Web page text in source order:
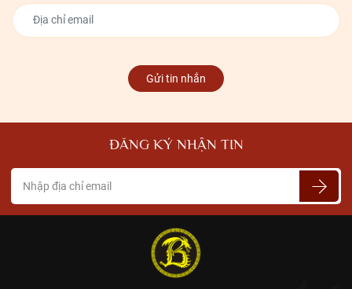
Gửi tin nhắn
ĐĂNG KÝ NHẬN TIN